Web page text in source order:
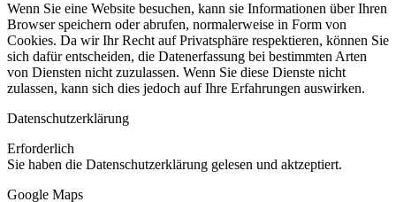
Wenn Sie eine Website besuchen, kann sie Informationen über Ihren
Browser speichern oder abrufen, normalerweise in Form von
Cookies. Da wir Ihr Recht auf Privatsphäre respektieren, können Sie
sich dafür entscheiden, die Datenerfassung bei bestimmten Arten
von Diensten nicht zuzulassen. Wenn Sie diese Dienste nicht
zulassen, kann sich dies jedoch auf Ihre Erfahrungen auswirken.
Datenschutzerklärung
Erforderlich
Sie haben die Datenschutzerklärung gelesen und aktzeptiert.
Google Maps